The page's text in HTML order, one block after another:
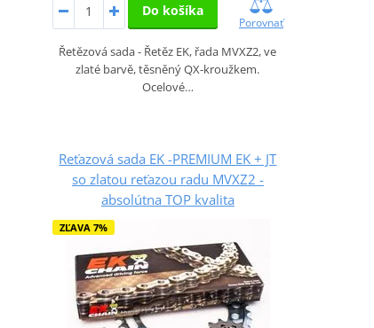
Do košíka
Porovnať
Řetězová sada - Řetěz EK, řada MVXZ2, ve
zlaté barvě, těsněný QX-kroužkem.
Ocelové…
Reťazová sada EK -PREMIUM EK + JT
so zlatou reťazou radu MVXZ2 -
absolútna TOP kvalita
ZĽAVA 7%